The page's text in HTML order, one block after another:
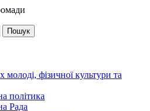
молоді, фізичної культури та
політика
Рада